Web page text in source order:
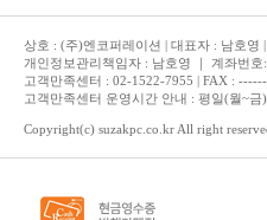
상호 : (주)엔코퍼레이션 | 대표자 : 남호영
개인정보관리책임자 : 남호영 ｜ 계좌번
고객만족센터 : 02-1522-7955 | FAX :
고객만족센터 운영시간 안내 : 평일(월~
Copyright(c) suzakpc.co.kr All right